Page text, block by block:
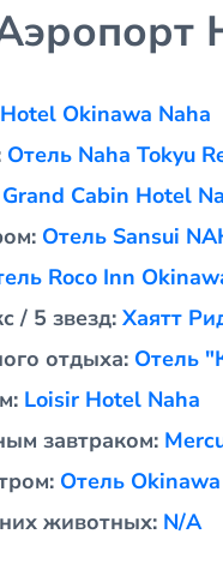
Okinawa Naha
Отель Naha Tokyu
Cabin Hotel
Отель Sansui
Roco Inn
/ 5 звезд: Хаятт
отдыха: Отель
Loisir Hotel Naha
завтраком:
Отель
животных: N/A